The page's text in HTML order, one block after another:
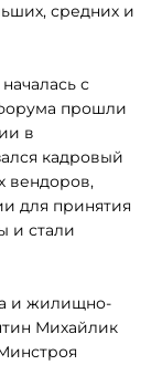
средних и
с
прошли
в
кадровый
вендоров,
для принятия
и стали
и жилищно-
Михайлик